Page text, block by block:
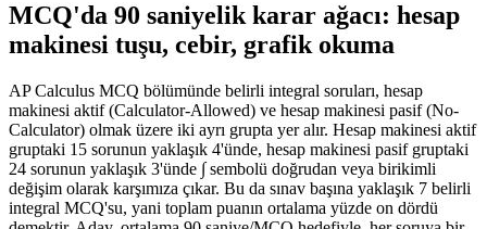
MCQ'da 90 saniyelik karar ağacı: hesap
makinesi tuşu, cebir, grafik okuma
AP Calculus MCQ bölümünde belirli integral soruları, hesap
makinesi aktif (Calculator-Allowed) ve hesap makinesi pasif (No-
Calculator) olmak üzere iki ayrı grupta yer alır. Hesap makinesi aktif
gruptaki 15 sorunun yaklaşık 4'ünde, hesap makinesi pasif gruptaki
24 sorunun yaklaşık 3'ünde ∫ sembolü doğrudan veya birikimli
değişim olarak karşımıza çıkar. Bu da sınav başına yaklaşık 7 belirli
integral MCQ'su, yani toplam puanın ortalama yüzde on dördü